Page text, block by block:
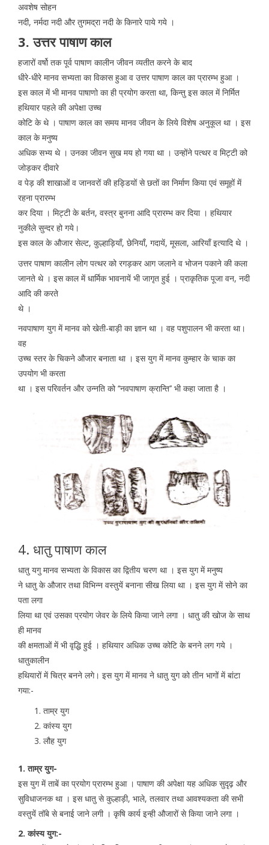
अवशेष सोहन
नदी, नर्मदा नदी और तुगमद्रा नदी के किनारे पाये गये ।
3. उत्तर पाषाण काल
हजारों वर्षो तक पूर्व पाषाण कालीन जीवन व्यतीत करने के बाद
धीरे-धीरे मानव सभ्यता का विकास हुआ व उत्तर पाषाण काल का प्रारम्भ हुआ ।
इस काल में भी मानव पाषाणो का ही प्रयोग करता था, किन्तु इस काल में निर्मित
हथियार पहले की अपेक्षा उच्च
कोटि के थे । पाषाण काल का समय मानव जीवन के लिये विशेष अनुकूल था । इस
काल के मनुष्य
अधिक सभ्य थे । उनका जीवन सुख मय हो गया था । उन्होंने पत्थर व मिट्टी को
जोड़कर दीवारे
व पेड़ की शाखाओं व जानवरों की हड्डियों से छतों का निर्माण किया एवं समूहों में
रहना प्रारम्भ
कर दिया । मिट्टी के बर्तन, वस्त्र बुनना आदि प्रारम्भ कर दिया । हथियार
नुकीले सुन्दर हो गये।
इस काल के औजार सेल्ट, कुल्हाड़ियाँ, छेनियाँ, गदायें, मूसला, आरियाँ इत्यादि थे ।
उत्तर पाषाण कालीन लोग पत्थर को रगड़कर आग जलाने व भोजन पकाने की कला
जानते थे । इस काल में धार्मिक भावनायें भी जागृत हुई । प्राकृतिक पूजा वन, नदी
आदि की करते
थे ।
नवपाषाण युग में मानव को खेती-बाड़ी का ज्ञान था । वह पशुपालन भी करता था।
वह
उच्च स्तर के चिकने औजार बनाता था । इस युग में मानव कुम्हार के चाक का
उपयोग भी करता
था । इस परिवर्तन और उन्नति को ‘‘नवपाषाण क्रान्ति’’ भी कहा जाता है ।
4. धातु पाषाण काल
धातु यगु मानव सभ्यता के विकास का द्वितीय चरण था । इस युग में मनुष्य
ने धातु के औजार तथा विभिन्न वस्तुयें बनाना सीख लिया था । इस युग में सोने का
पता लगा
लिया था एवं उसका प्रयोग जेवर के लिये किया जाने लगा । धातु की खोज के साथ
ही मानव
की क्षमताओं में भी वृद्धि हुई । हथियार अधिक उच्च कोटि के बनने लग गये ।
धातुकालीन
हथियारों में चित्र बनने लगे। इस युग में मानव ने धातु युग को तीन भागों में बांटा
गया:-
ताम्र युग
कांस्य युग
लौह युग
1. ताम्र युग-
इस युग में ताबें का प्रयोग प्रारम्भ हुआ । पाषाण की अपेक्षा यह अधिक सुदृढ़ और
सुविधाजनक था । इस धातु से कुल्हाड़ी, भाले, तलवार तथा आवश्यकता की सभी
वस्तुयें तॉबे से बनाई जाने लगी । कृषि कार्य इन्ही औजारों से किया जाने लगा ।
2. कांस्य युग:-